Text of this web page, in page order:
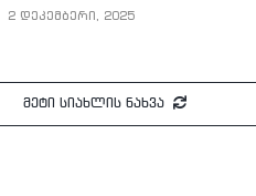
2 დეკემბერი, 2025
მეტი სიახლის ნახვა